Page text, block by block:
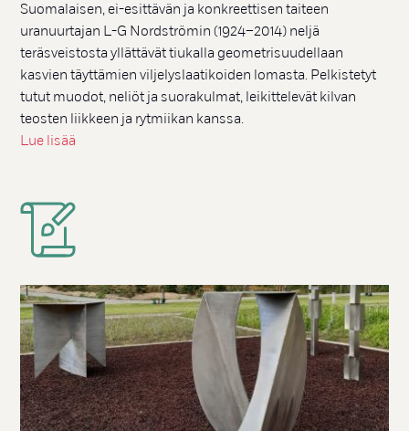
Suomalaisen, ei-esittävän ja konkreettisen taiteen
uranuurtajan L-G Nordströmin (1924–2014) neljä
teräsveistosta yllättävät tiukalla geometrisuudellaan
kasvien täyttämien viljelyslaatikoiden lomasta. Pelkistetyt
tutut muodot, neliöt ja suorakulmat, leikittelevät kilvan
teosten liikkeen ja rytmiikan kanssa.
Lue lisää